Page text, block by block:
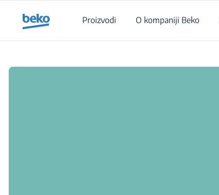
Proizvodi
O kompaniji Beko